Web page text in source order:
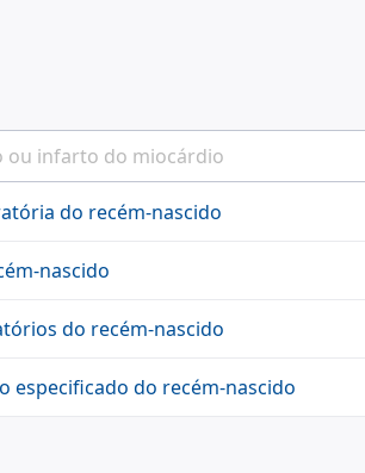
do recém-nascido
nascido
do recém-nascido
do recém-nascido